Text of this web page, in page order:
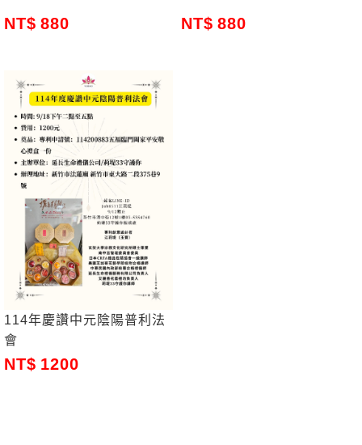
880 880
114年慶讚中元陰陽普利法
會
1200